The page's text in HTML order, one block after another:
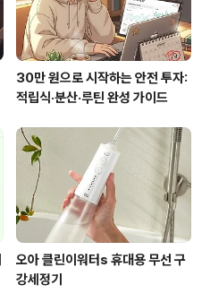
30만 원으로 시작하는 안전 투자:
적립식·분산·루틴 완성 가이드
오아 클린이워터s 휴대용 무선 구
강세정기